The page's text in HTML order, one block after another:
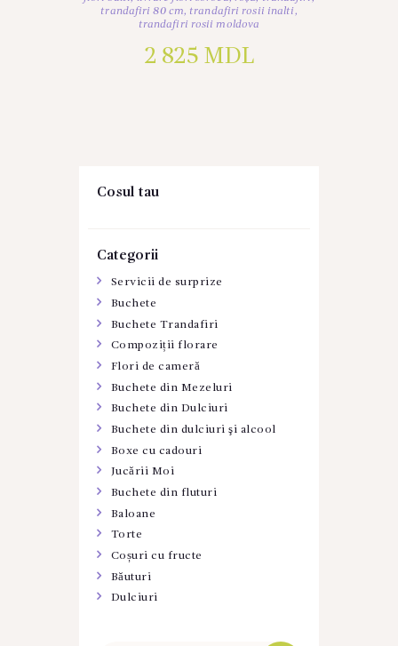
trandafiri 80 cm, trandafiri rosii inalti,
trandafiri rosii moldova
2 825 MDL
Cosul tau
Categorii
Servicii de surprize
Buchete
Buchete Trandafiri
Compoziții florare
Flori de cameră
Buchete din Mezeluri
Buchete din Dulciuri
Buchete din dulciuri şi alcool
Boxe cu cadouri
Jucării Moi
Buchete din fluturi
Baloane
Torte
Coșuri cu fructe
Băuturi
Dulciuri